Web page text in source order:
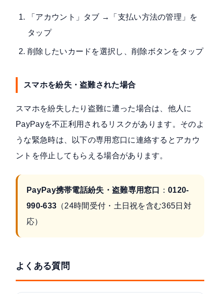
「アカウント」タブ →「支払い方法の管理」を
タップ
削除したいカードを選択し、削除ボタンをタップ
スマホを紛失・盗難された場合
スマホを紛失したり盗難に遭った場合は、他人に
PayPayを不正利用されるリスクがあります。そのよ
うな緊急時は、以下の専用窓口に連絡するとアカウ
ントを停止してもらえる場合があります。
PayPay携帯電話紛失・盗難専用窓口 ：0120-
990-633 （24時間受付・土日祝を含む365日対
応）
よくある質問